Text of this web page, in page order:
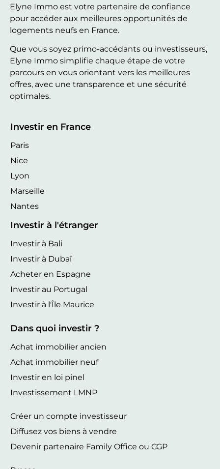
Elyne Immo est votre partenaire de confiance
pour accéder aux meilleures opportunités de
logements neufs en France.
Que vous soyez primo-accédants ou investisseurs,
Elyne Immo simplifie chaque étape de votre
parcours en vous orientant vers les meilleures
offres, avec une transparence et une sécurité
optimales.
Investir en France
Paris
Nice
Lyon
Marseille
Nantes
Investir à l'étranger
Investir à Bali
Investir à Dubaï
Acheter en Espagne
Investir au Portugal
Investir à l'Île Maurice
Dans quoi investir ?
Achat immobilier ancien
Achat immobilier neuf
Investir en loi pinel
Investissement LMNP
Créer un compte investisseur
Diffusez vos biens à vendre
Devenir partenaire Family Office ou CGP